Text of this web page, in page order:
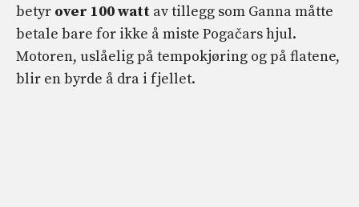
betyr over 100 watt av tillegg som Ganna måtte
betale bare for ikke å miste Pogačars hjul.
Motoren, uslåelig på tempokjøring og på flatene,
blir en byrde å dra i fjellet.